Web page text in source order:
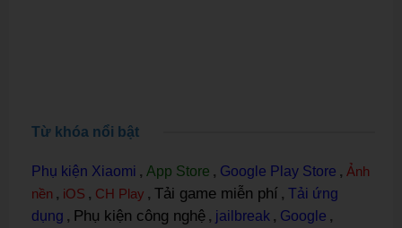
Từ khóa nổi bật
Phụ kiện Xiaomi , App Store , Google Play Store , Ảnh
nền , iOS , CH Play , Tải game miễn phí , Tải ứng
dụng , Phụ kiện công nghệ , jailbreak , Google ,